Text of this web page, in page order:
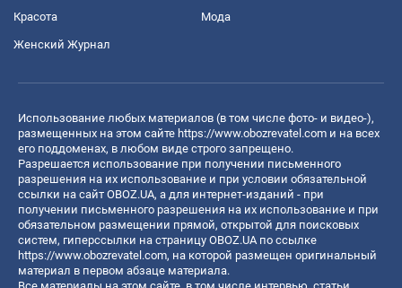
Красота Мода
Женский Журнал
Использование любых материалов (в том числе фото- и видео-),
размещенных на этом сайте https://www.obozrevatel.com и на всех
его поддоменах, в любом виде строго запрещено.
Разрешается использование при получении письменного
разрешения на их использование и при условии обязательной
ссылки на сайт OBOZ.UA, а для интернет-изданий - при
получении письменного разрешения на их использование и при
обязательном размещении прямой, открытой для поисковых
систем, гиперссылки на страницу OBOZ.UA по ссылке
https://www.obozrevatel.com, на которой размещен оригинальный
материал в первом абзаце материала.